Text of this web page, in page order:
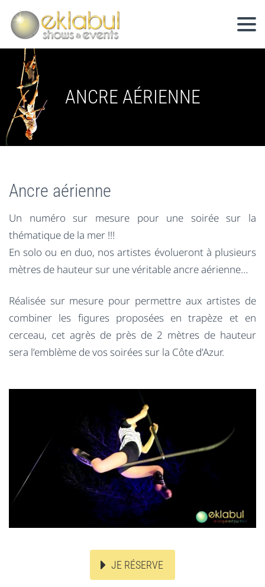
ANCRE AÉRIENNE
Ancre aérienne
Un numéro sur mesure pour une soirée sur la
thématique de la mer !!!
En solo ou en duo, nos artistes évolueront à plusieurs
mètres de hauteur sur une véritable ancre aérienne…
Réalisée sur mesure pour permettre aux artistes de
combiner les figures proposées en trapèze et en
cerceau, cet agrès de près de 2 mètres de hauteur
sera l’emblème de vos soirées sur la Côte d’Azur.
JE RÉSERVE